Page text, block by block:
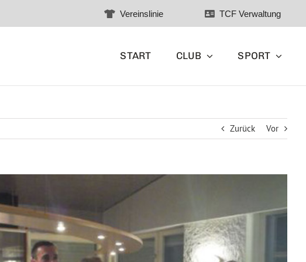
Vereinslinie TCF Verwaltung
START CLUB SPORT
Zurück Vor